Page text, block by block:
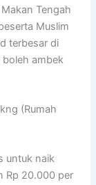
Tengah
Muslim
terbesar di
boleh ambek
(Rumah
untuk naik
Rp 20.000 per